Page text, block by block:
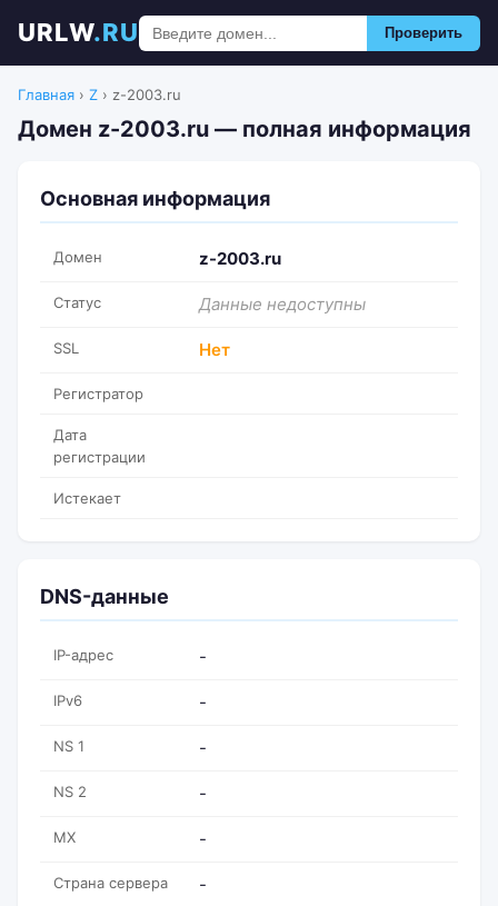
URLW.RU Проверить
Главная › Z › z-2003.ru
Домен z-2003.ru — полная информация
Основная информация
Домен z-2003.ru
Статус Данные недоступны
SSL Нет
Регистратор
Дата
регистрации
Истекает
DNS-данные
IP-адрес -
IPv6 -
NS 1 -
NS 2 -
MX -
Страна сервера -